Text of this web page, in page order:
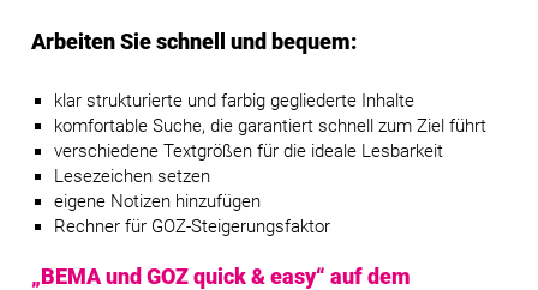
Arbeiten Sie schnell und bequem:
klar strukturierte und farbig gegliederte Inhalte
komfortable Suche, die garantiert schnell zum Ziel führt
verschiedene Textgrößen für die ideale Lesbarkeit
Lesezeichen setzen
eigene Notizen hinzufügen
Rechner für GOZ-Steigerungsfaktor
„BEMA und GOZ quick & easy“ auf dem